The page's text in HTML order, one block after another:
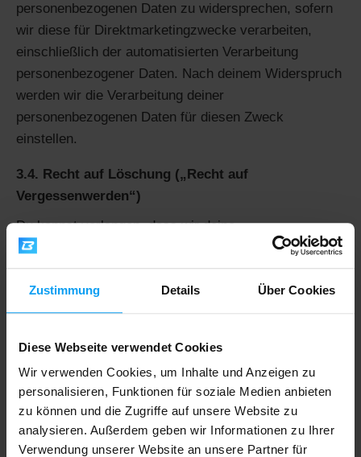
Zustimmung Details Über Cookies
Diese Webseite verwendet Cookies
Wir verwenden Cookies, um Inhalte und Anzeigen zu
personalisieren, Funktionen für soziale Medien anbieten
zu können und die Zugriffe auf unsere Website zu
analysieren. Außerdem geben wir Informationen zu Ihrer
Verwendung unserer Website an unsere Partner für
personenbezogenen Daten zu widersprechen, sofern
wir diese für Direktmarketingzwecke verarbeiten,
einschließlich der automatisierten Verarbeitung
personenbezogener Daten. Nach deinem Widerspruch
werden wir die Verarbeitung deiner
personenbezogenen Daten für diesen Zweck
einstellen.
3.4. Recht auf Löschung („Recht auf
Vergessenwerden“)
Du kannst verlangen, dass wir deine
personenbezogenen Daten löschen, wenn:
die personenbezogenen Daten für die Zwecke, für
du deine Einwilligung zur Verarbeitung widerrufen
hast;
du der Verarbeitung deiner personenbezogenen
Daten widersprochen hast;
die personenbezogenen Daten unrechtmäßig